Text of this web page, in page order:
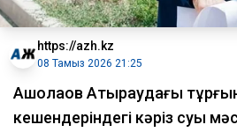
https://azh.kz
08 Тамыз 2026 21:25
​Ақшолақов Атыраудағы
кешендеріндегі кәріз суы